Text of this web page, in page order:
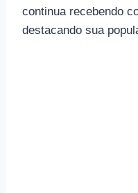
continua recebendo
destacando sua